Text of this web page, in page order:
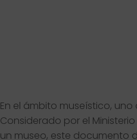
En el ámbito museístico,
Considerado por el
un museo, este documento